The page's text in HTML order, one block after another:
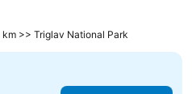
km >> Triglav National Park